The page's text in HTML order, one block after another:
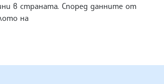
в страната. Според данните от
на